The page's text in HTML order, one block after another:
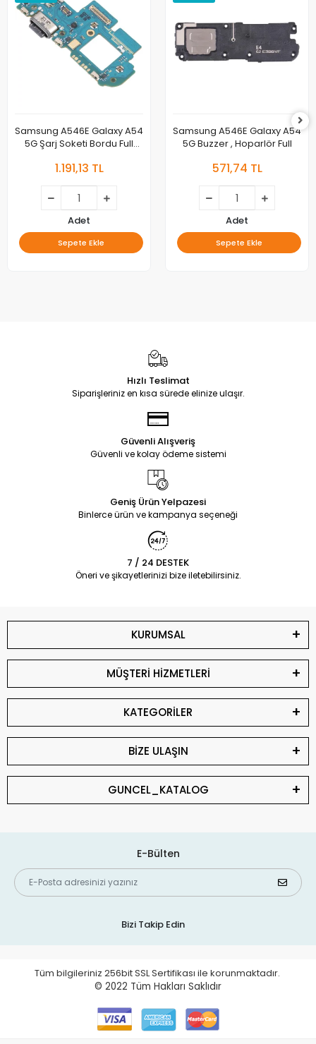
Samsung A546E Galaxy A54
5G Şarj Soketi Bordu Full
1.191,13 TL
Adet
Sepete Ekle
Samsung A546E Galaxy A54
5G Buzzer , Hoparlör Full
571,74 TL
Adet
Sepete Ekle
Hızlı Teslimat
Siparişleriniz en kısa sürede elinize ulaşır.
Güvenli Alışveriş
Güvenli ve kolay ödeme sistemi
Geniş Ürün Yelpazesi
Binlerce ürün ve kampanya seçeneği
7 / 24 DESTEK
Öneri ve şikayetlerinizi bize iletebilirsiniz.
KURUMSAL
MÜŞTERİ HİZMETLERİ
KATEGORİLER
BİZE ULAŞIN
GUNCEL_KATALOG
E-Bülten
Bizi Takip Edin
Tüm bilgileriniz 256bit SSL Sertifikası ile korunmaktadır.
© 2022 Tüm Hakları Saklıdır